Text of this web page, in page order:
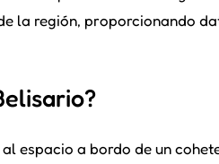
la región, proporcionando
espacio a bordo de un